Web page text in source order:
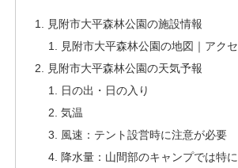
見附市大平森林公園の施設情報
見附市大平森林公園の地図｜アク
見附市大平森林公園の天気予報
日の出・日の入り
気温
風速：テント設営時に注意が必要
降水量：山間部のキャンプでは特